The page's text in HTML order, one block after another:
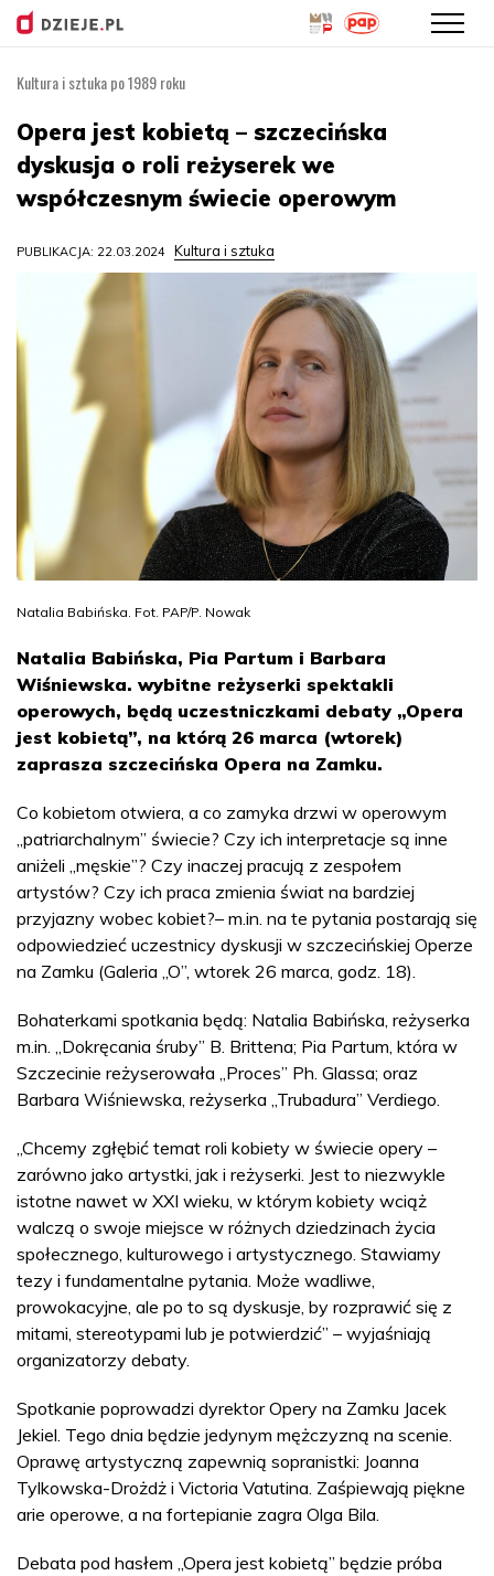
treści
Kultura i sztuka po 1989 roku
Opera jest kobietą – szczecińska
dyskusja o roli reżyserek we
współczesnym świecie operowym
PUBLIKACJA: 22.03.2024 Kultura i sztuka
Natalia Babińska. Fot. PAP/P. Nowak
Natalia Babińska, Pia Partum i Barbara
Wiśniewska. wybitne reżyserki spektakli
operowych, będą uczestniczkami debaty „Opera
jest kobietą”, na którą 26 marca (wtorek)
zaprasza szczecińska Opera na Zamku.
Co kobietom otwiera, a co zamyka drzwi w operowym
„patriarchalnym” świecie? Czy ich interpretacje są inne
aniżeli „męskie”? Czy inaczej pracują z zespołem
artystów? Czy ich praca zmienia świat na bardziej
przyjazny wobec kobiet?– m.in. na te pytania postarają się
odpowiedzieć uczestnicy dyskusji w szczecińskiej Operze
na Zamku (Galeria „O”, wtorek 26 marca, godz. 18).
Bohaterkami spotkania będą: Natalia Babińska, reżyserka
m.in. „Dokręcania śruby” B. Brittena; Pia Partum, która w
Szczecinie reżyserowała „Proces” Ph. Glassa; oraz
Barbara Wiśniewska, reżyserka „Trubadura” Verdiego.
„Chcemy zgłębić temat roli kobiety w świecie opery –
zarówno jako artystki, jak i reżyserki. Jest to niezwykle
istotne nawet w XXI wieku, w którym kobiety wciąż
walczą o swoje miejsce w różnych dziedzinach życia
społecznego, kulturowego i artystycznego. Stawiamy
tezy i fundamentalne pytania. Może wadliwe,
prowokacyjne, ale po to są dyskusje, by rozprawić się z
mitami, stereotypami lub je potwierdzić” – wyjaśniają
organizatorzy debaty.
Spotkanie poprowadzi dyrektor Opery na Zamku Jacek
Jekiel. Tego dnia będzie jedynym mężczyzną na scenie.
Oprawę artystyczną zapewnią sopranistki: Joanna
Tylkowska-Drożdż i Victoria Vatutina. Zaśpiewają piękne
arie operowe, a na fortepianie zagra Olga Bila.
Debata pod hasłem „Opera jest kobietą” będzie próba